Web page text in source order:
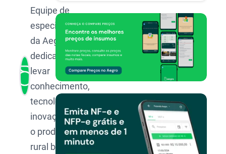
Equipe de
especialistas
da Aegro,
dedicada a
levar
conhecimento,
tecnologia e
inovação para
o produtor
rural brasileiro.